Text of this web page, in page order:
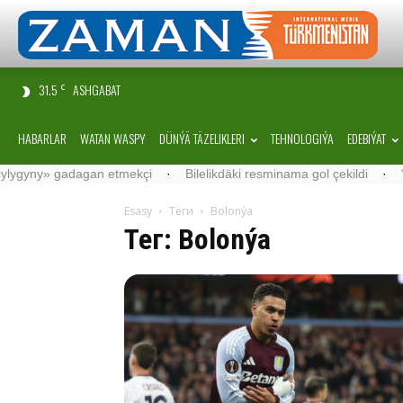
31.5 C ASHGABAT
HABARLAR WATAN WASPY DÜNÝÄ TÄZELIKLERI TEHNOLOGIÝA EDEBIÝAT
etmekçi · Bilelikdäki resminama gol çekildi · “Samarkand-
Esasy Теги Bolonýa
Тег: Bolonýa